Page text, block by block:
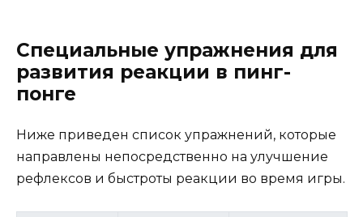
Специальные упражнения для
развития реакции в пинг-
понге
Ниже приведен список упражнений, которые
направлены непосредственно на улучшение
рефлексов и быстроты реакции во время игры.